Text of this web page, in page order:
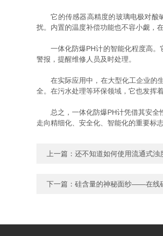
它的传感器高精度的玻璃电极对酸碱
扰。内置的温度补偿功能也不容小觑，
一体化防爆PH计的智能化程度高。它
警报，提醒维修人员及时处理。
在实际应用中，在大型化工企业的生
全。在污水处理等环保领域，它也发挥
总之，一体化防爆PH计凭借其安全性
走向精细化、安全化、智能化的重要标
上一篇： 还不知道如何使用流通式浊
下一篇： 硅含量的神秘面纱——在线